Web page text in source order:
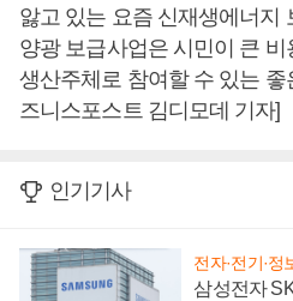
앓고 있는 요즘 신재생에너지
양광 보급사업은 시민이 큰 비
생산주체로 참여할 수 있는 좋
즈니스포스트 김디모데 기자]
인기기사
전자·전기·정
삼성전자